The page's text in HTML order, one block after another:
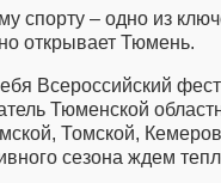
спорту – одно из
открывает Тюмень.
Всероссийский
Тюменской
Томской,
сезона ждем